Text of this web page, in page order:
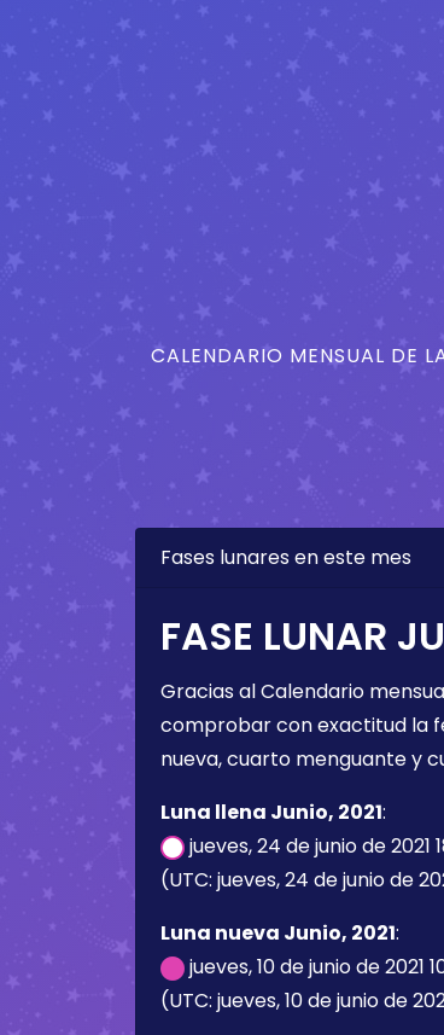
CALENDARIO MENSUAL DE
Fases lunares en este mes
FASE LUNAR
Gracias al Calendario
comprobar con exactitud la
nueva, cuarto menguante y
Luna llena Junio, 2021:
jueves, 24 de junio de 2021
(UTC: jueves, 24 de junio de
Luna nueva Junio, 2021:
jueves, 10 de junio de 2021
(UTC: jueves, 10 de junio de